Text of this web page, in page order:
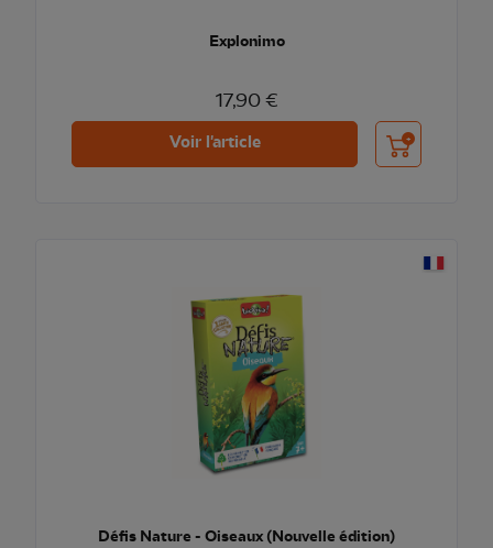
Explonimo
17,90 €
Voir l'article Ajouter au
Défis Nature - Oiseaux (Nouvelle édition)